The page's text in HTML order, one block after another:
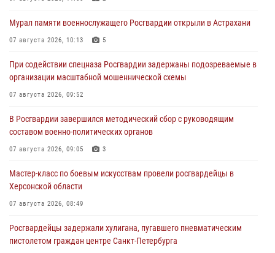
Мурал памяти военнослужащего Росгвардии открыли в Астрахани
07 августа 2026, 10:13 5
При содействии спецназа Росгвардии задержаны подозреваемые в
организации масштабной мошеннической схемы
07 августа 2026, 09:52
В Росгвардии завершился методический сбор с руководящим
составом военно-политических органов
07 августа 2026, 09:05 3
Мастер-класс по боевым искусствам провели росгвардейцы в
Херсонской области
07 августа 2026, 08:49
Росгвардейцы задержали хулигана, пугавшего пневматическим
пистолетом граждан центре Санкт-Петербурга